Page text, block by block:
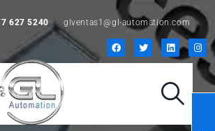
627 5240 glventas1@gl-automation.com